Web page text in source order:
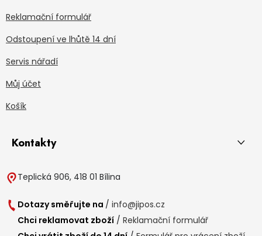
Reklamační formulář
Odstoupení ve lhůtě 14 dní
Servis nářadí
Můj účet
Košík
Kontakty
Teplická 906, 418 01 Bílina
Dotazy směřujte na / info@jipos.cz
Chci reklamovat zboží / Reklamační formulář